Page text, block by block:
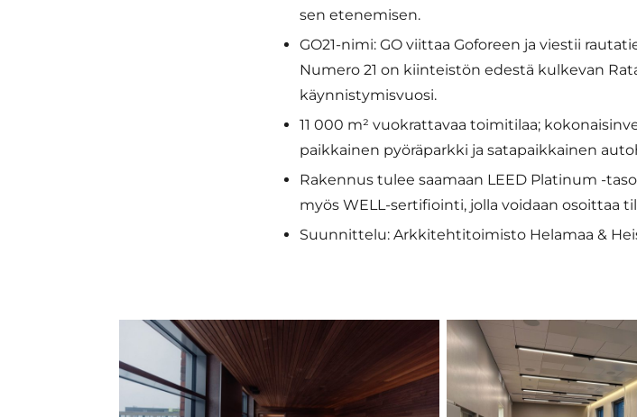
sen etenemisen.
GO21-nimi: GO viittaa Goforeen ja viestii
Numero 21 on kiinteistön edestä kulkevan
käynnistymisvuosi.
11 000 m² vuokrattavaa toimitilaa;
paikkainen pyöräparkki ja satapaikkainen
Rakennus tulee saamaan LEED Platinum -
myös WELL-sertifiointi, jolla voidaan
Suunnittelu: Arkkitehtitoimisto Helamaa &